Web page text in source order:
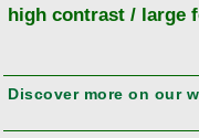
high contrast / large
Discover more on our